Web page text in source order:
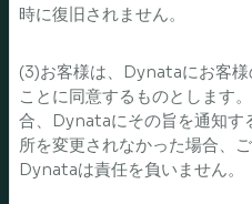
時に復旧されません。
(3)お客様は、Dynataにお客
ことに同意するものとします
合、Dynataにその旨を通知す
所を変更されなかった場合、
Dynataは責任を負いません。